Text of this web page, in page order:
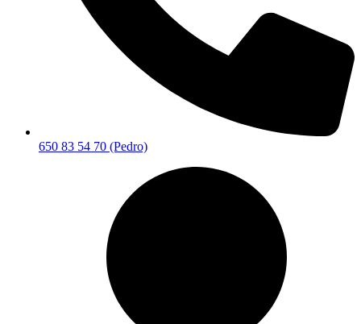
650 83 54 70 (Pedro)